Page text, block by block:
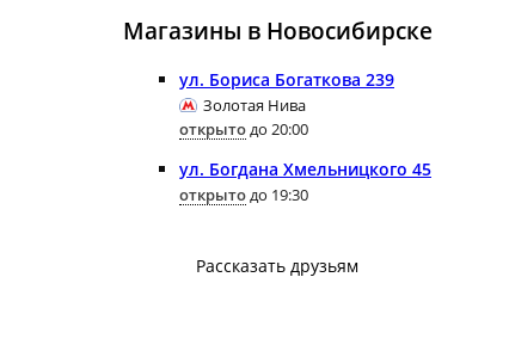
Магазины в Новосибирске
ул. Бориса Богаткова 239
Золотая Нива
открытодо 20:00
ул. Богдана Хмельницкого 45
открытодо 19:30
Рассказать друзьям